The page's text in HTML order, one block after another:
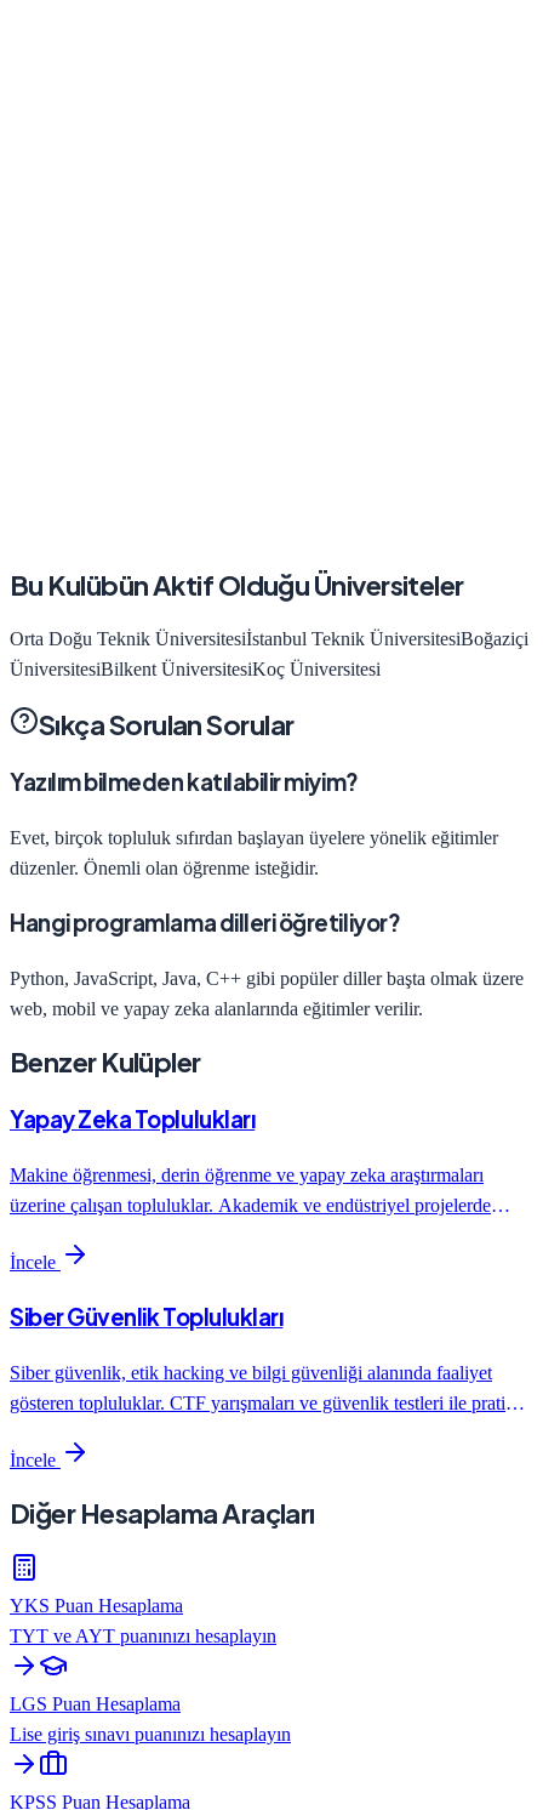
Bu Kulübün Aktif Olduğu Üniversiteler
Orta Doğu Teknik Üniversitesiİstanbul Teknik ÜniversitesiBoğaziçi
ÜniversitesiBilkent ÜniversitesiKoç Üniversitesi
Sıkça Sorulan Sorular
Yazılım bilmeden katılabilir miyim?
Evet, birçok topluluk sıfırdan başlayan üyelere yönelik eğitimler
düzenler. Önemli olan öğrenme isteğidir.
Hangi programlama dilleri öğretiliyor?
Python, JavaScript, Java, C++ gibi popüler diller başta olmak üzere
web, mobil ve yapay zeka alanlarında eğitimler verilir.
Benzer Kulüpler
Yapay Zeka Toplulukları
Makine öğrenmesi, derin öğrenme ve yapay zeka araştırmaları
üzerine çalışan topluluklar. Akademik ve endüstriyel projelerde
İncele
Siber Güvenlik Toplulukları
Siber güvenlik, etik hacking ve bilgi güvenliği alanında faaliyet
gösteren topluluklar. CTF yarışmaları ve güvenlik testleri ile pratik
İncele
Diğer Hesaplama Araçları
YKS Puan Hesaplama
TYT ve AYT puanınızı hesaplayın
LGS Puan Hesaplama
Lise giriş sınavı puanınızı hesaplayın
KPSS Puan Hesaplama